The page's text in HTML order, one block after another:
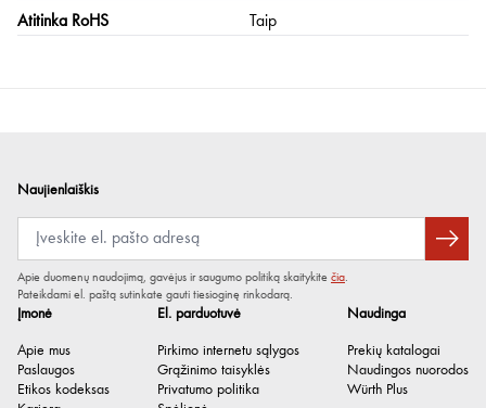
Atitinka RoHS Taip
Įmonė
Apie mus
Paslaugos
Etikos kodeksas
El. parduotuvė
Pirkimo internetu sąlygos
Grąžinimo taisyklės
Privatumo politika
Naudinga
Prekių katalogai
Naudingos nuorodos
Würth Plus
Naujienlaiškis
Apie duomenų naudojimą, gavėjus ir saugumo politiką skaitykite čia.
Pateikdami el. paštą sutinkate gauti tiesioginę rinkodarą.